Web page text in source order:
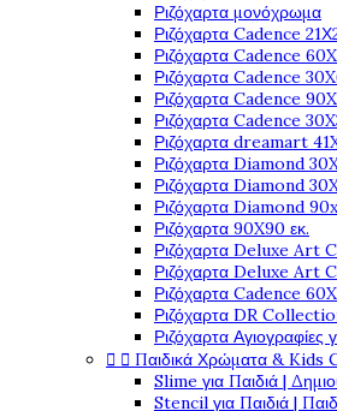
Ριζόχαρτα μονόχρωμα
Ριζόχαρτα Cadence
Ριζόχαρτα Cadence
Ριζόχαρτα Cadence
Ριζόχαρτα Cadence
Ριζόχαρτα Cadence
Ριζόχαρτα dreamart
Ριζόχαρτα Diamond
Ριζόχαρτα Diamond
Ριζόχαρτα Diamond
Ριζόχαρτα 90X90 εκ.
Ριζόχαρτα Deluxe Art
Ριζόχαρτα Deluxe Art
Ριζόχαρτα Cadence
Ριζόχαρτα DR
Ριζόχαρτα
  Παιδικά Χρώματα & Kids
Slime για Παιδιά |
Stencil για Παιδιά |